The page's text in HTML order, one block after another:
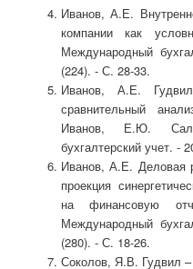
Иванов, А.Е.
компании как
Международный
(224). - С. 28-33.
Иванов, А.Е.
сравнительный
Иванов, Е.Ю.
бухгалтерский учет. -
Иванов, А.Е. Деловая
проекция
на финансовую
Международный
(280). - С. 18-26.
Соколов, Я.В. Гудвил